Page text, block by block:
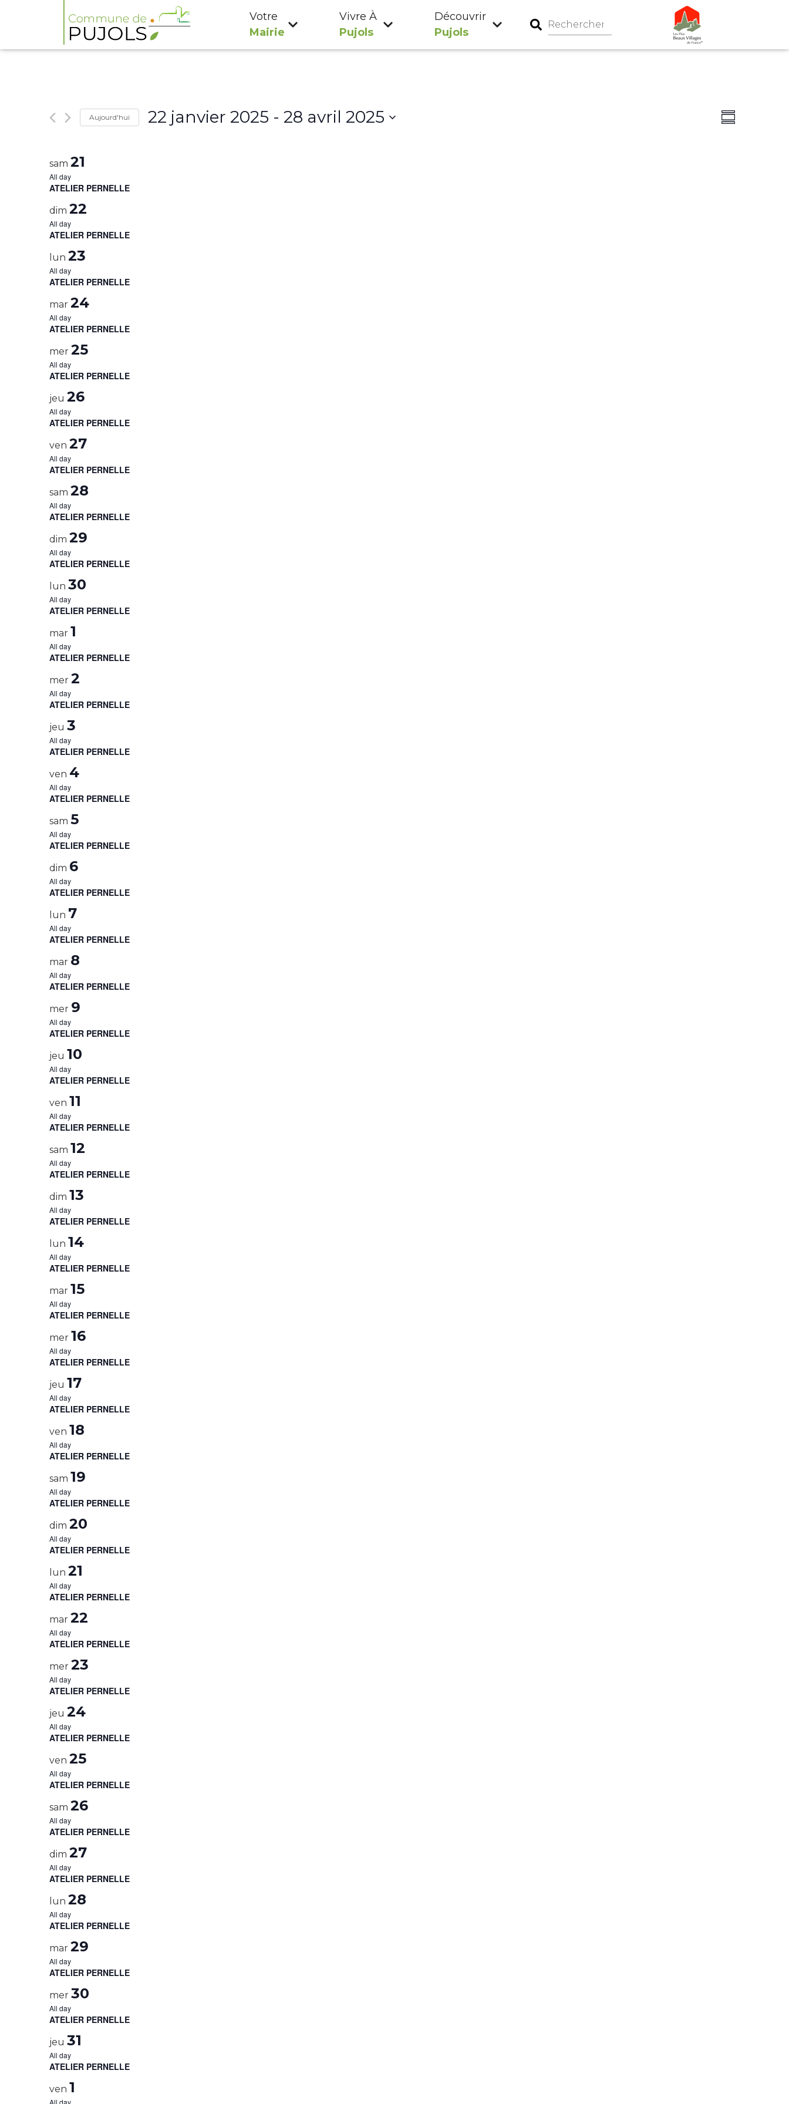
Votre
Mairie
Vivre À
Pujols
Découvrir
Pujols
Navigation
par
de
Summary
Aujourd'hui 22 janvier 2025 - 28 avril 2025
sam 21
All day
ATELIER PERNELLE
dim 22
All day
ATELIER PERNELLE
lun 23
All day
ATELIER PERNELLE
mar 24
All day
ATELIER PERNELLE
mer 25
All day
ATELIER PERNELLE
jeu 26
All day
ATELIER PERNELLE
ven 27
All day
ATELIER PERNELLE
sam 28
All day
ATELIER PERNELLE
dim 29
All day
ATELIER PERNELLE
lun 30
All day
ATELIER PERNELLE
mar 1
All day
ATELIER PERNELLE
mer 2
All day
ATELIER PERNELLE
jeu 3
All day
ATELIER PERNELLE
ven 4
All day
ATELIER PERNELLE
sam 5
All day
ATELIER PERNELLE
dim 6
All day
ATELIER PERNELLE
lun 7
All day
ATELIER PERNELLE
mar 8
All day
ATELIER PERNELLE
mer 9
All day
ATELIER PERNELLE
jeu 10
All day
ATELIER PERNELLE
ven 11
All day
ATELIER PERNELLE
sam 12
All day
ATELIER PERNELLE
dim 13
All day
ATELIER PERNELLE
lun 14
All day
ATELIER PERNELLE
mar 15
All day
ATELIER PERNELLE
mer 16
All day
ATELIER PERNELLE
jeu 17
All day
ATELIER PERNELLE
ven 18
All day
ATELIER PERNELLE
sam 19
All day
ATELIER PERNELLE
dim 20
All day
ATELIER PERNELLE
lun 21
All day
ATELIER PERNELLE
mar 22
All day
ATELIER PERNELLE
mer 23
All day
ATELIER PERNELLE
jeu 24
All day
ATELIER PERNELLE
ven 25
All day
ATELIER PERNELLE
sam 26
All day
ATELIER PERNELLE
dim 27
All day
ATELIER PERNELLE
lun 28
All day
ATELIER PERNELLE
mar 29
All day
ATELIER PERNELLE
mer 30
All day
ATELIER PERNELLE
jeu 31
All day
ATELIER PERNELLE
ven 1
All day